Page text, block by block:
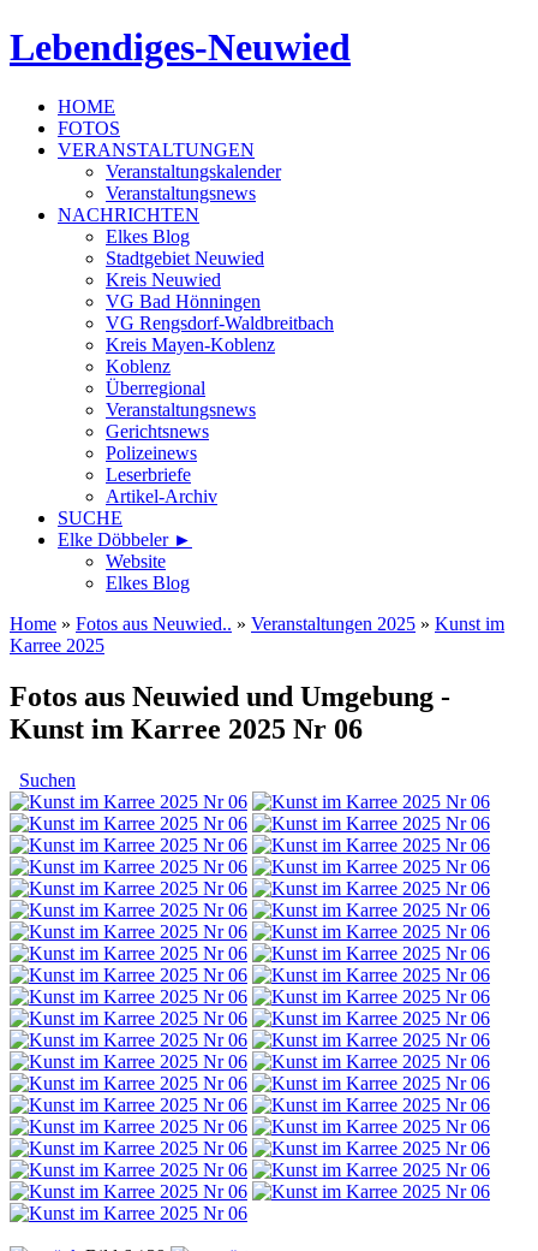
Lebendiges-Neuwied
HOME
FOTOS
VERANSTALTUNGEN
Veranstaltungskalender
Veranstaltungsnews
NACHRICHTEN
Elkes Blog
Stadtgebiet Neuwied
Kreis Neuwied
VG Bad Hönningen
VG Rengsdorf-Waldbreitbach
Kreis Mayen-Koblenz
Koblenz
Überregional
Veranstaltungsnews
Gerichtsnews
Polizeinews
Leserbriefe
Artikel-Archiv
SUCHE
Elke Döbbeler ►
Website
Elkes Blog
Home » Fotos aus Neuwied.. » Veranstaltungen 2025 » Kunst im
Karree 2025
Fotos aus Neuwied und Umgebung -
Kunst im Karree 2025 Nr 06
Suchen